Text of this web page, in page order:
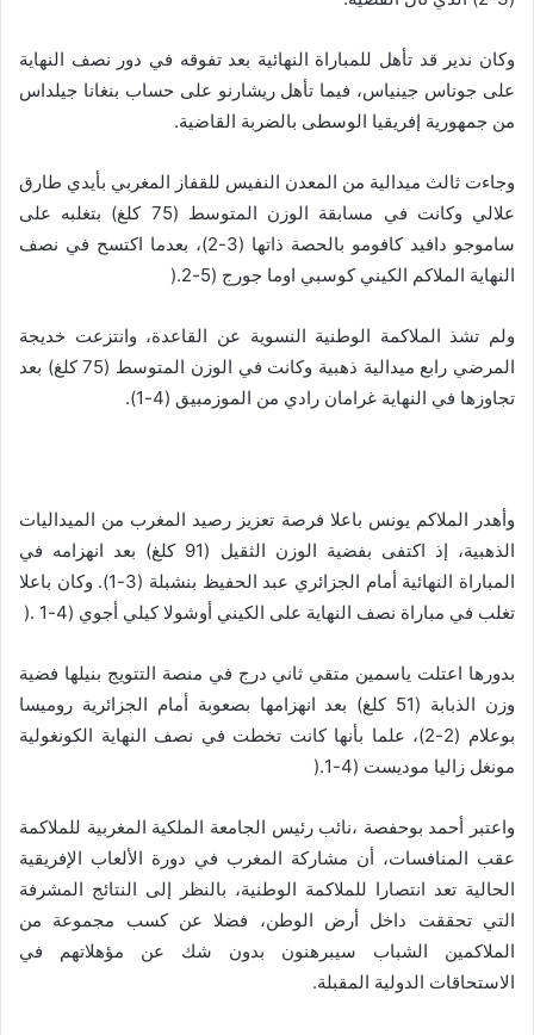
وكان ندير قد تأهل للمباراة النهائية بعد تفوقه في دور نصف النهاية
على جوناس جينياس، فيما تأهل ريشارنو على حساب بنغانا جيلداس
من جمهورية إفريقيا الوسطى بالضربة القاضية.
وجاءت ثالث ميدالية من المعدن النفيس للقفاز المغربي بأيدي طارق
علالي وكانت في مسابقة الوزن المتوسط (75 كلغ) بتغلبه على
ساموجو دافيد كافومو بالحصة ذاتها (3-2)، بعدما اكتسح في نصف
النهاية الملاكم الكيني كوسبي اوما جورج (5-2
).
ولم تشذ الملاكمة الوطنية النسوية عن القاعدة، وانتزعت خديجة
المرضي رابع ميدالية ذهبية وكانت في الوزن المتوسط (75 كلغ) بعد
تجاوزها في النهاية غرامان رادي من الموزمبيق (4-1).
وأهدر الملاكم يونس باعلا فرصة تعزيز رصيد المغرب من الميداليات
الذهبية، إذ اكتفى بفضية الوزن الثقيل (91 كلغ) بعد انهزامه في
المباراة النهائية أمام الجزائري عبد الحفيظ بنشبلة (3-1). وكان باعلا
تغلب في مباراة نصف النهاية على الكيني أوشولا كيلي أجوي (4-1
).
بدورها اعتلت ياسمين متقي ثاني درج في منصة التتويج بنيلها فضية
وزن الذبابة (51 كلغ) بعد انهزامها بصعوبة أمام الجزائرية روميسا
بوعلام (2-2)، علما بأنها كانت تخطت في نصف النهاية الكونغولية
مونغل زاليا موديست (4-1
).
واعتبر أحمد بوحفصة ،نائب رئيس الجامعة الملكية المغربية للملاكمة
عقب المنافسات، أن مشاركة المغرب في دورة الألعاب الإفريقية
الحالية تعد انتصارا للملاكمة الوطنية، بالنظر إلى النتائج المشرفة
التي تحققت داخل أرض الوطن، فضلا عن كسب مجموعة من
الملاكمين الشباب سيبرهنون بدون شك عن مؤهلاتهم في
الاستحاقات الدولية المقبلة.